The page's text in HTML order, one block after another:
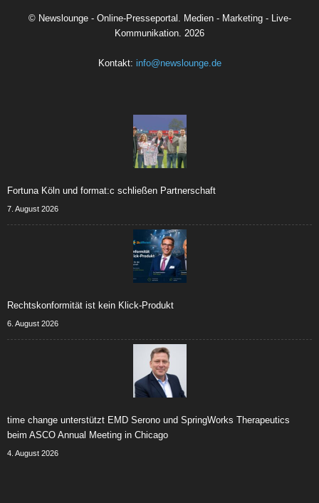
© Newslounge - Online-Presseportal. Medien - Marketing - Live-
Kommunikation. 2026
Kontakt: info@newslounge.de
Fortuna Köln und format:c schließen Partnerschaft
7. August 2026
Rechtskonformität ist kein Klick-Produkt
6. August 2026
time change unterstützt EMD Serono und SpringWorks Therapeutics
beim ASCO Annual Meeting in Chicago
4. August 2026